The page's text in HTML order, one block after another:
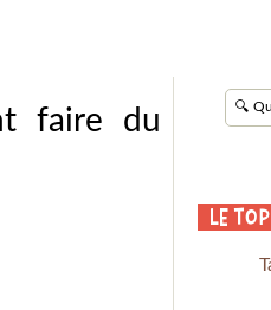
faire du
Le